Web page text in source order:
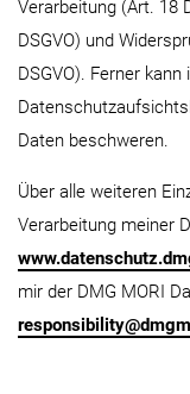
Verarbeitung (Art. 18
DSGVO) und
DSGVO). Ferner
Daten beschweren.
Über alle weiteren
Verarbeitung meiner
mir der DMG MORI